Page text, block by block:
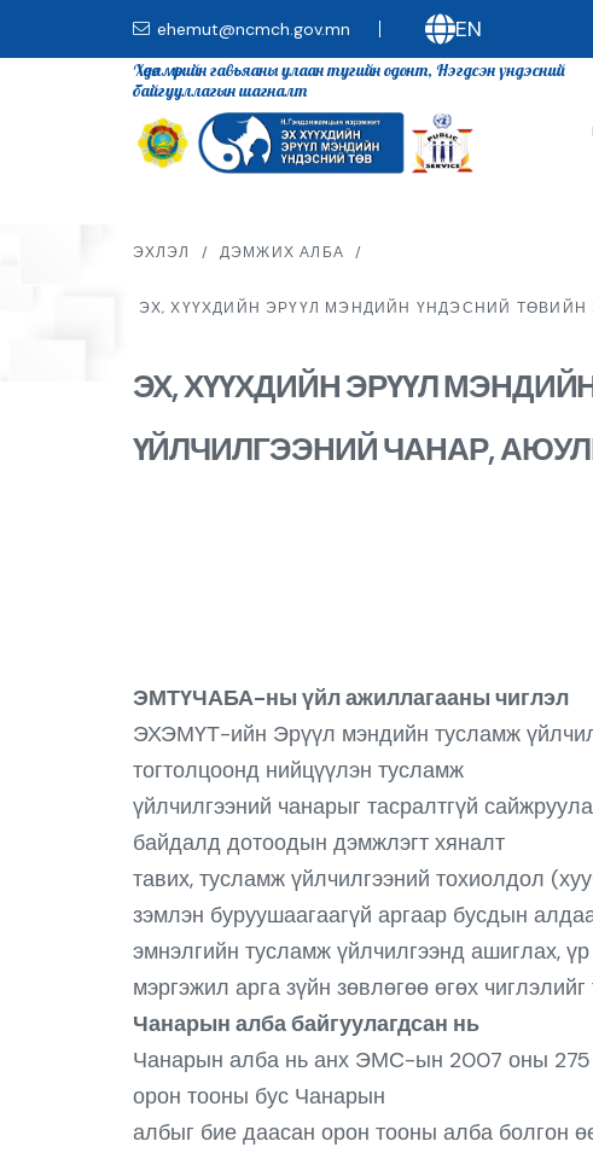
ehemut@ncmch.gov.mn EN
Хөдөлмөрийн гавьяаны улаан тугийн одонт, Нэгдсэн үндэсний
байгууллагын шагналт
ЭХЛЭЛ / ДЭМЖИХ АЛБА /
ЭХ, ХҮҮХДИЙН ЭРҮҮЛ МЭНДИЙН ҮНДЭСНИЙ
ЭХ, ХҮҮХДИЙН ЭРҮҮЛ
ҮЙЛЧИЛГЭЭНИЙ ЧАНАР,
ЭМТҮЧАБА-ны үйл ажиллагааны чиглэл
ЭХЭМҮТ-ийн Эрүүл мэндийн тусламж
тогтолцоонд нийцүүлэн тусламж
үйлчилгээний чанарыг тасралтгүй
байдалд дотоодын дэмжлэгт хяналт
тавих, тусламж үйлчилгээний тохиолдол
зэмлэн буруушаагаагүй аргаар бусдын
эмнэлгийн тусламж үйлчилгээнд ашиглах,
мэргэжил арга зүйн зөвлөгөө өгөх
Чанарын алба байгуулагдсан нь
Чанарын алба нь анх ЭМС-ын 2007 оны 275
орон тооны бус Чанарын
албыг бие даасан орон тооны алба